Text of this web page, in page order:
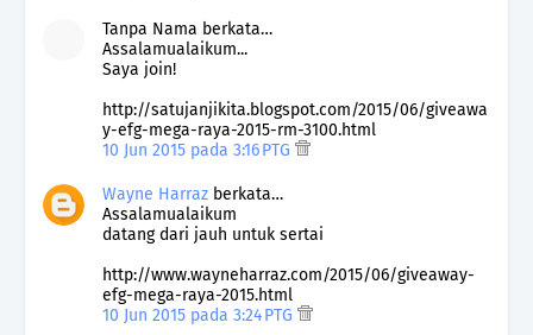
Tanpa Nama berkata…
Assalamualaikum...
Saya join!
http://satujanjikita.blogspot.com/2015/06/giveawa
y-efg-mega-raya-2015-rm-3100.html
10 Jun 2015 pada 3:16 PTG
Wayne Harraz berkata…
Assalamualaikum
datang dari jauh untuk sertai
http://www.wayneharraz.com/2015/06/giveaway-
efg-mega-raya-2015.html
10 Jun 2015 pada 3:24 PTG